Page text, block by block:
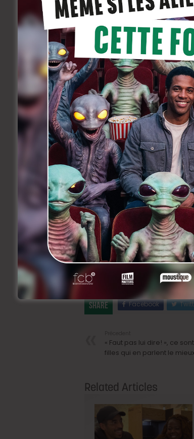
Hors compétition, les
jeune public. On y
Marion Jamault (La Cambre);
Chouette entre veille et
réalisés par Pascale
Le festival se déroulera du
Petit bonus: on peut en
Share Facebook
« Faut pas lui dire! », ce
filles qui en parlent le
Related Articles